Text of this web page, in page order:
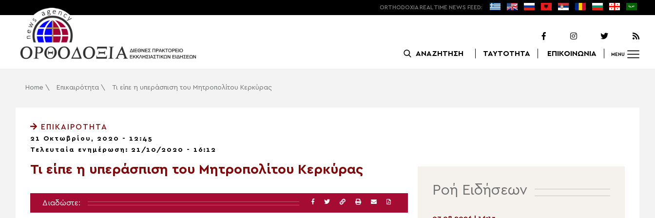
ORTHODOXIA REAL TIME NEWS FEED:
ΑΝΑΖΗΤΗΣΗ ΤΑΥΤΟΤΗΤΑ ΕΠΙΚΟΙΝΩΝΙΑ MENU
Home \ Επικαιρότητα \ Τι είπε η υπεράσπιση του Μητροπολίτου Κερκύρας
ΕΠΙΚΑΙΡΌΤΗΤΑ
21 Οκτωβρίου, 2020 - 12:45
Τελευταία ενημέρωση: 21/10/2020 - 16:12
Τι είπε η υπεράσπιση του Μητροπολίτου Κερκύρας
Διαδώστε:
Ροή Ειδήσεων